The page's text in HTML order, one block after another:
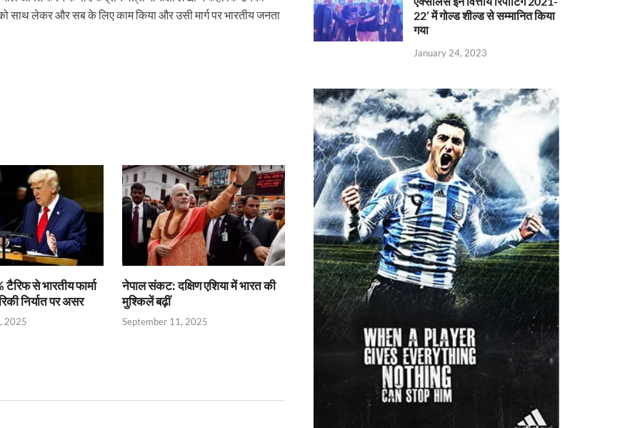
साथ लेकर और सब के लिए काम किया और उसी मार्ग पर भारतीय जनता
से भारतीय फार्मा
निर्यात पर असर
2025
नेपाल संकट: दक्षिण एशिया में भारत की
मुश्किलें बढ़ीं
September 11, 2025
22’ में गोल्ड शील्ड से सम्मानित किया
गया
January 24, 2023